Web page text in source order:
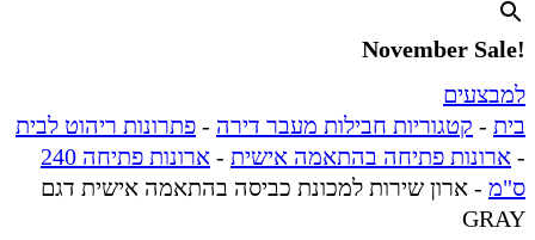
!November Sale
למבצעים
בית - קטגוריות חבילות מעבר דירה - פתרונות ריהוט לבית
- ארונות פתיחה בהתאמה אישית -
ארונות פתיחה 240
ס"מ - ארון שירות למכונת כביסה בהתאמה אישית דגם
GRAY